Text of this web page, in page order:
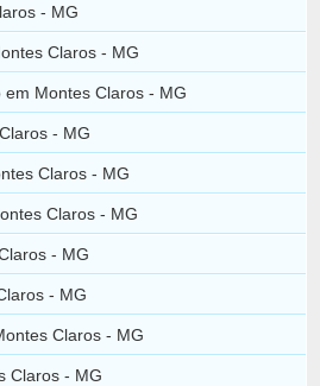
- MG
Claros - MG
Montes Claros - MG
- MG
Claros - MG
Claros - MG
- MG
- MG
Claros - MG
Claros - MG